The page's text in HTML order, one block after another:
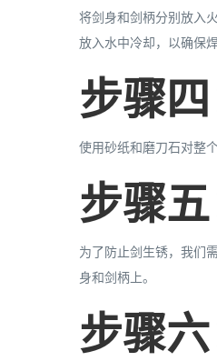
将剑身和剑柄分别放入
放入水中冷却，以确保焊
步骤
使用砂纸和磨刀石对整
步骤
为了防止剑生锈，我们
身和剑柄上。
步骤